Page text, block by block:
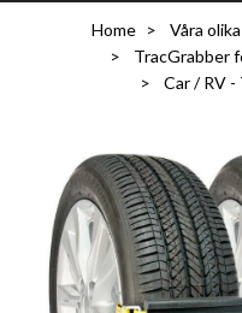
Home
Våra
TracGrabber
Car / RV